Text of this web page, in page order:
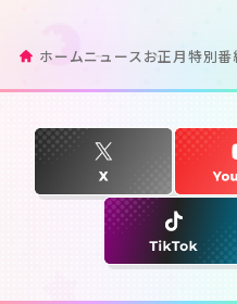
ホームニュースお正月特別